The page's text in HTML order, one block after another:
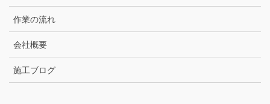
作業の流れ
会社概要
施工ブログ